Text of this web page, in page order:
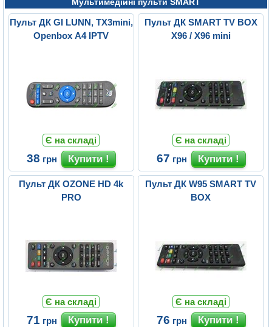
Мультимедійні пульти SMART
Пульт ДК GI LUNN, TX3mini,
Openbox A4 IPTV
Є на складі
38 грн
Пульт ДК SMART TV BOX
X96 / X96 mini
Є на складі
67 грн
Пульт ДК OZONE HD 4k
PRO
Є на складі
71 грн
Пульт ДК W95 SMART TV
BOX
Є на складі
76 грн